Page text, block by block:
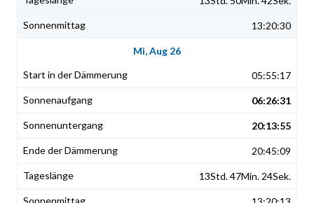
13:20:30
Mi, Aug 26
05:55:17
06:26:31
20:13:55
20:45:09
13Std. 47Min. 24Sek.